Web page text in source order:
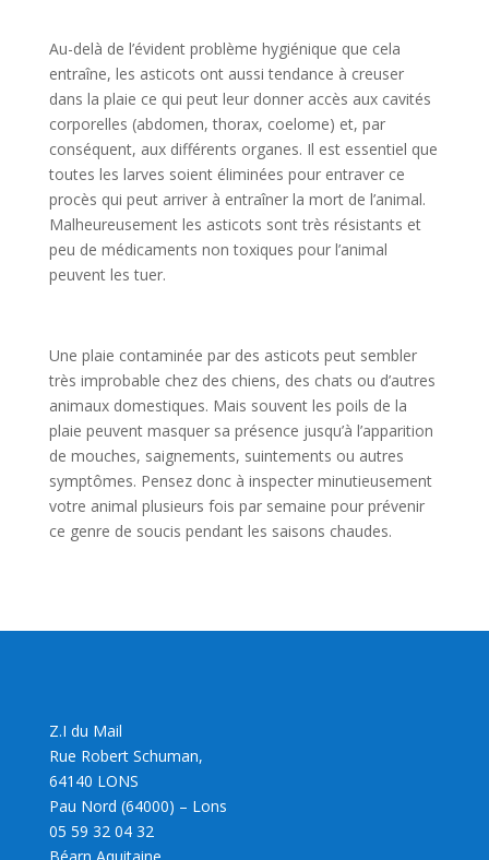
Au-delà de l’évident problème hygiénique que cela
entraîne, les asticots ont aussi tendance à creuser
dans la plaie ce qui peut leur donner accès aux cavités
corporelles (abdomen, thorax, coelome) et, par
conséquent, aux différents organes. Il est essentiel que
toutes les larves soient éliminées pour entraver ce
procès qui peut arriver à entraîner la mort de l’animal.
Malheureusement les asticots sont très résistants et
peu de médicaments non toxiques pour l’animal
peuvent les tuer.
Une plaie contaminée par des asticots peut sembler
très improbable chez des chiens, des chats ou d’autres
animaux domestiques. Mais souvent les poils de la
plaie peuvent masquer sa présence jusqu’à l’apparition
de mouches, saignements, suintements ou autres
symptômes. Pensez donc à inspecter minutieusement
votre animal plusieurs fois par semaine pour prévenir
ce genre de soucis pendant les saisons chaudes.
Z.I du Mail
Rue Robert Schuman,
64140 LONS
Pau Nord (64000) – Lons
05 59 32 04 32
Béarn Aquitaine